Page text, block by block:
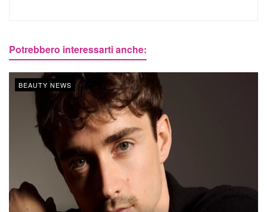
Potrebbero interessarti anche:
BEAUTY NEWS